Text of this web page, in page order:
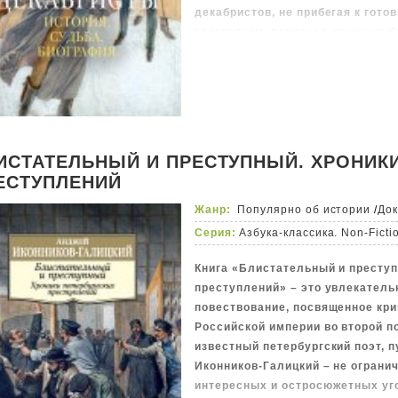
декабристов, не прибегая к
смертной казни. Кто же были
вершинам власти, а кто
декабристов до и после 1825
все тяготы наказания, а кто не
отчаялся? – об этом в новой
историка Анджея Иконникова-
И ПРЕСТУПНЫЙ.
Жанр: Популярно об истории /
Серия: Азбука-классика. Non-
Книга «Блистательный и
преступлений» – это
повествование, посвященное
Российской империи во второй
известный петербургский поэт,
Иконников-Галицкий – не
интересных и остросюжетных